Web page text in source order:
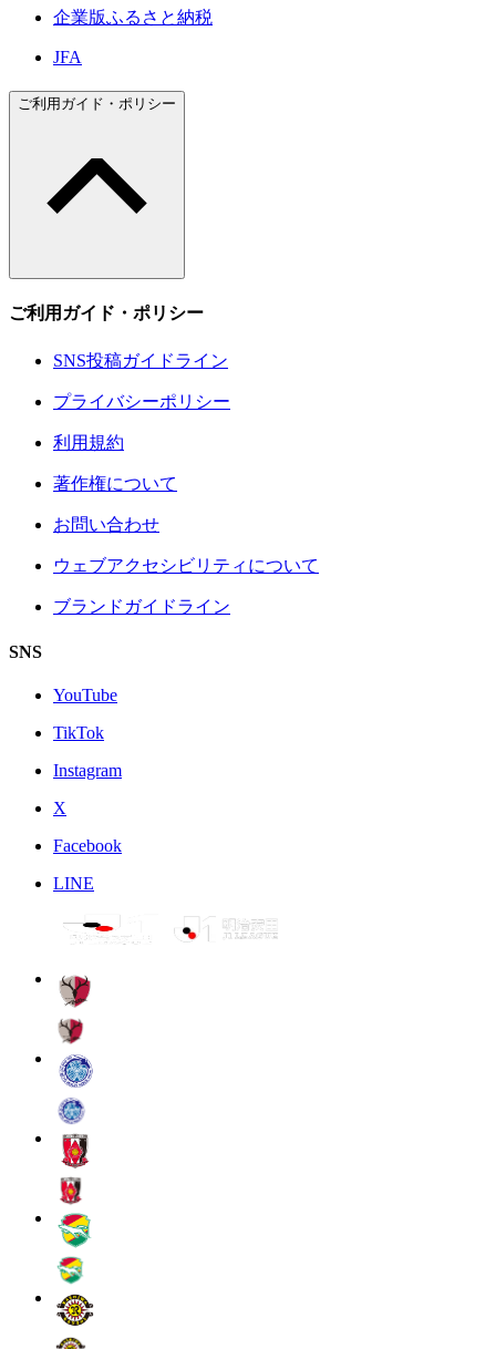
企業版ふるさと納税
JFA
ご利用ガイド・ポリシー
ご利用ガイド・ポリシー
SNS投稿ガイドライン
プライバシーポリシー
利用規約
著作権について
お問い合わせ
ウェブアクセシビリティについて
ブランドガイドライン
SNS
YouTube
TikTok
Instagram
X
Facebook
LINE